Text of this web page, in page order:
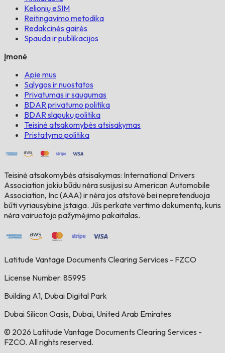
Kelionių eSIM
Reitingavimo metodika
Redakcinės gairės
Spauda ir publikacijos
Įmonė
Apie mus
Sąlygos ir nuostatos
Privatumas ir saugumas
BDAR privatumo politika
BDAR slapukų politika
Teisinė atsakomybės atsisakymas
Pristatymo politika
Teisinė atsakomybės atsisakymas: International Drivers
Association jokiu būdu nėra susijusi su American Automobile
Association, Inc (AAA) ir nėra jos atstovė bei nepretenduoja
būti vyriausybine įstaiga. Jūs perkate vertimo dokumentą, kuris
nėra vairuotojo pažymėjimo pakaitalas.
Latitude Vantage Documents Clearing Services - FZCO
License Number: 85995
Building A1, Dubai Digital Park
Dubai Silicon Oasis, Dubai, United Arab Emirates
© 2026 Latitude Vantage Documents Clearing Services -
FZCO. All rights reserved.